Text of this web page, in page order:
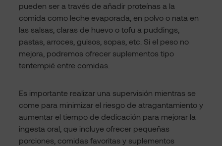
pueden ser a través de añadir proteínas a la
comida como leche evaporada, en polvo o nata en
las salsas, claras de huevo o tofu a puddings,
pastas, arroces, guisos, sopas, etc. Si el peso no
mejora, podremos ofrecer suplementos tipo
tentempié entre comidas.
Es importante realizar una supervisión mientras se
come para minimizar el riesgo de atragantamiento y
aumentar el tiempo de dedicación para mejorar la
ingesta oral, que incluye ofrecer pequeñas
porciones, comidas favoritas y suplementos